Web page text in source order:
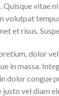
Quisque vitae
volutpat
et risus.
dolor
in massa.
dolor congue
justo vel diam